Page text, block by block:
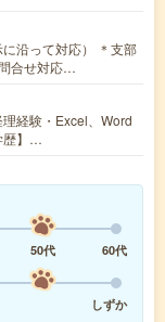
沿って対応） ＊支部
合せ対応…
経験・Excel、Word
歴】…
50代
60代
しずか